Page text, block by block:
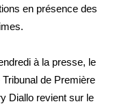
en présence des
à la presse, le
de Première
Diallo revient sur le